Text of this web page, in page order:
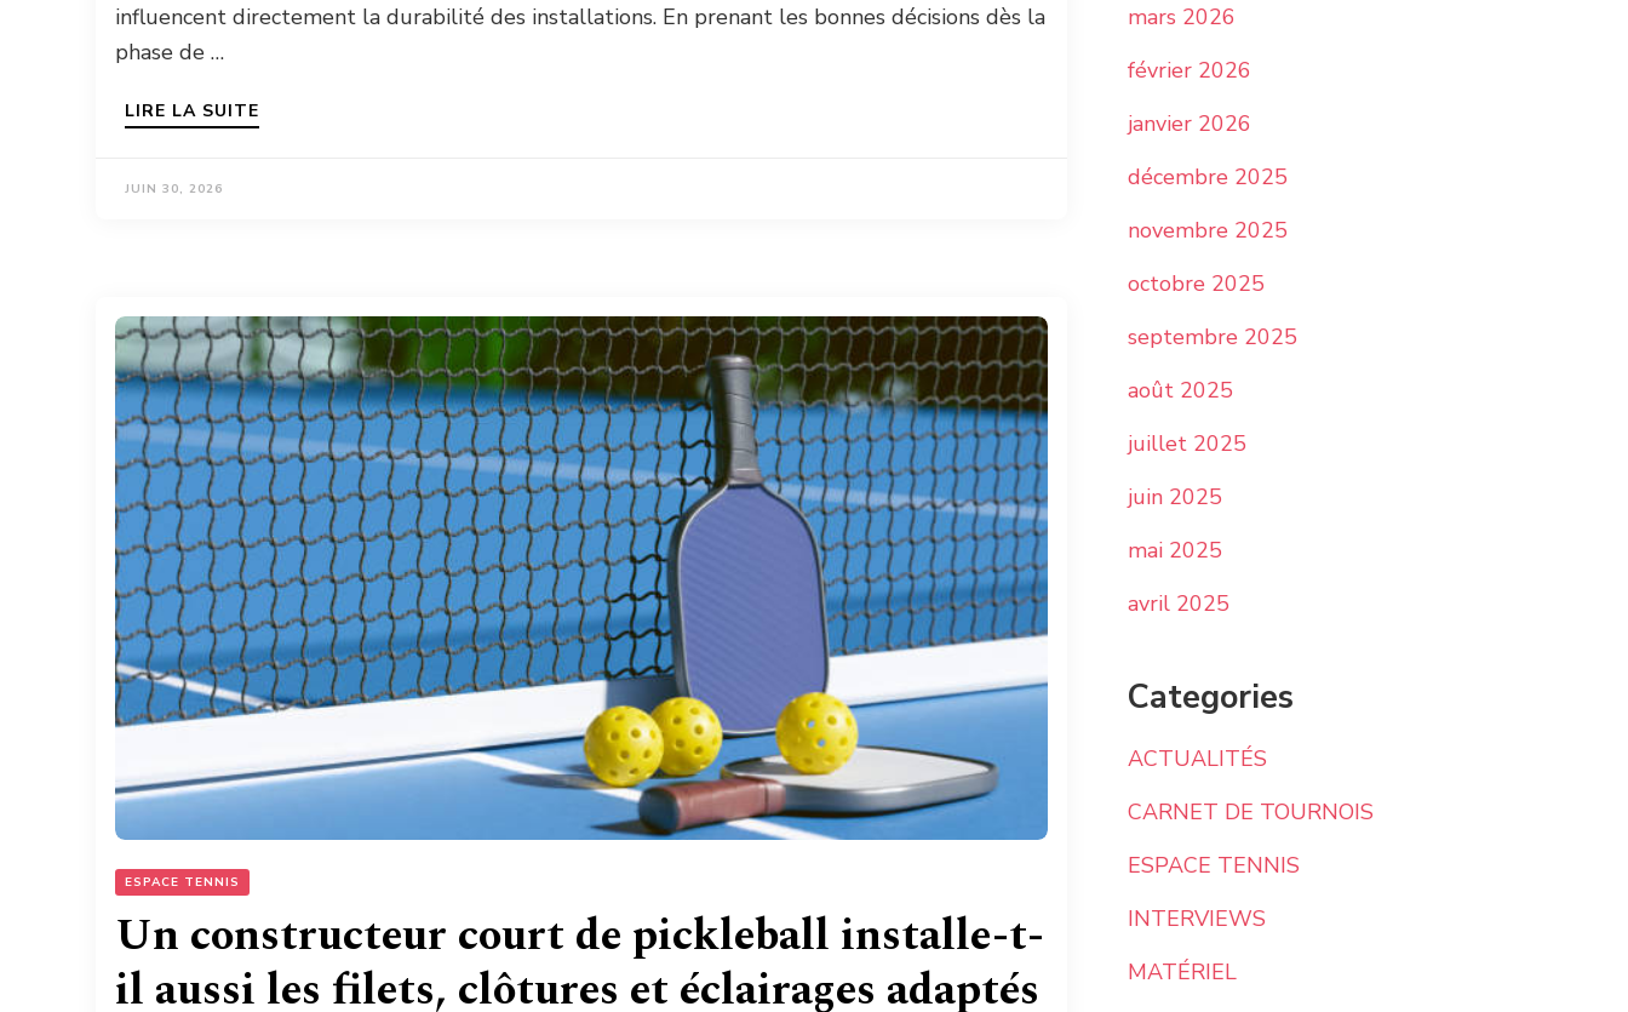
influencent directement la durabilité des installations. En prenant les bonnes décisions dès la
phase de …
LIRE LA SUITE
JUIN 30, 2026
ESPACE TENNIS
Un constructeur court de pickleball installe-t-
il aussi les filets, clôtures et éclairages adaptés
mars 2026
février 2026
janvier 2026
décembre 2025
novembre 2025
octobre 2025
septembre 2025
août 2025
juillet 2025
juin 2025
mai 2025
avril 2025
Categories
ACTUALITÉS
CARNET DE TOURNOIS
ESPACE TENNIS
INTERVIEWS
MATÉRIEL